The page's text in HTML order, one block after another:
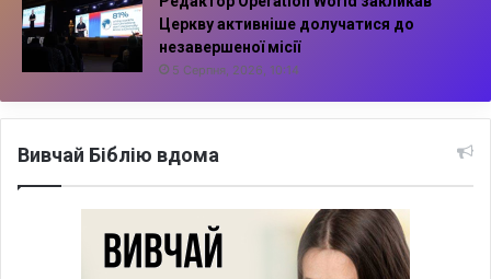
Церкву активніше долучатися до
незавершеної місії
5 Серпня, 2026, 10:14
Вивчай Біблію вдома